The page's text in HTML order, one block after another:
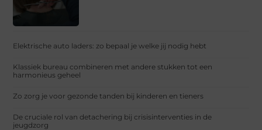
Elektrische auto laders: zo bepaal je welke jij nodig hebt
Klassiek bureau combineren met andere stukken tot een
harmonieus geheel
Zo zorg je voor gezonde tanden bij kinderen en tieners
De cruciale rol van detachering bij crisisinterventies in de
jeugdzorg